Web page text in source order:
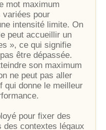
mot maximum
variées pour
intensité limite. On
peut accueillir un
», ce qui signifie
être dépassée.
son maximum
ne peut pas aller
qui donne le meilleur
pour fixer des
des contextes légaux